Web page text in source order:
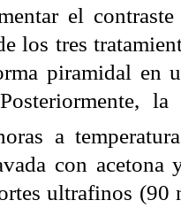
el
los tres
piramidal en
a
con acetona
ultrafinos (90